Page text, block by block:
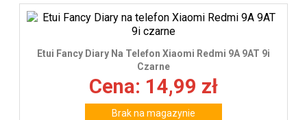
Etui Fancy Diary Na Telefon Xiaomi Redmi 9A 9AT 9i
Czarne
Cena: 14,99 zł
Brak na magazynie